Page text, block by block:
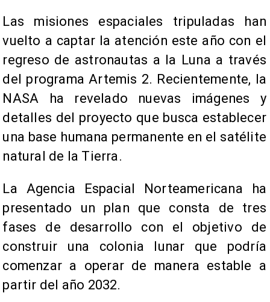
Las misiones espaciales tripuladas han
vuelto a captar la atención este año con el
regreso de astronautas a la Luna a través
del programa Artemis 2. Recientemente, la
NASA ha revelado nuevas imágenes y
detalles del proyecto que busca establecer
una base humana permanente en el satélite
natural de la Tierra.
La Agencia Espacial Norteamericana ha
presentado un plan que consta de tres
fases de desarrollo con el objetivo de
construir una colonia lunar que podría
comenzar a operar de manera estable a
partir del año 2032.